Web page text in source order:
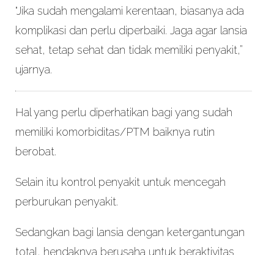
"Jika sudah mengalami kerentaan, biasanya ada
komplikasi dan perlu diperbaiki. Jaga agar lansia
sehat, tetap sehat dan tidak memiliki penyakit,”
ujarnya.
Hal yang perlu diperhatikan bagi yang sudah
memiliki komorbiditas/PTM baiknya rutin
berobat.
Selain itu kontrol penyakit untuk mencegah
perburukan penyakit.
Sedangkan bagi lansia dengan ketergantungan
total, hendaknya berusaha untuk beraktivitas